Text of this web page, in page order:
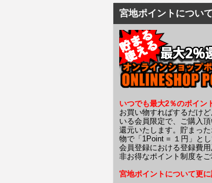
宮地ポイントについて
いつでも最大2％のポイン
お買い物すればするだけ
いる会員限定で、ご購入
還元いたします。貯まっ
物で「1Point = １円」とし
会員登録における登録費
非お得なポイント制度をご
宮地ポイントについて更に